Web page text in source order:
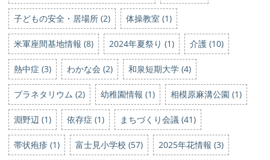
子どもの安全・居場所 (2) 体操教室 (1)
米軍座間基地情報 (8) 2024年夏祭り (1) 介護 (10)
熱中症 (3) わかな会 (2) 和泉短期大学 (4)
プラネタリウム (2) 幼稚園情報 (1) 相模原麻溝公園 (1)
淵野辺 (1) 依存症 (1) まちづくり会議 (41)
帯状疱疹 (1) 富士見小学校 (57) 2025年花情報 (3)